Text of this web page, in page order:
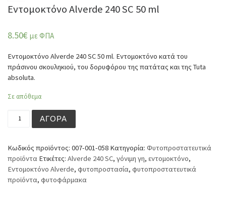
Εντομοκτόνο Alverde 240 SC 50 ml
8.50€ με ΦΠΑ
Εντομοκτόνο Alverde 240 SC 50 ml. Εντομοκτόνο κατά του
πράσινου σκουληκιού, του δορυφόρου της πατάτας και της Tuta
absoluta.
Σε απόθεμα
ΑΓΟΡΆ
Κωδικός προϊόντος: 007-001-058 Κατηγορία: Φυτοπροστατευτικά
προϊόντα Ετικέτες: Alverde 240 SC, γόνιμη γη, εντομοκτόνο,
Εντομοκτόνο Alverde, φυτοπροστασία, φυτοπροστατευτικά
προϊόντα, φυτοφάρμακα